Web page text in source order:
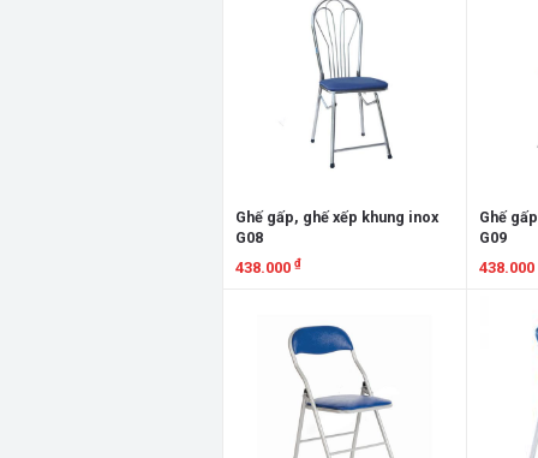
Ghế gấp, ghế xếp khung inox
G08
438.000 ₫
Ghế
G09
438.000